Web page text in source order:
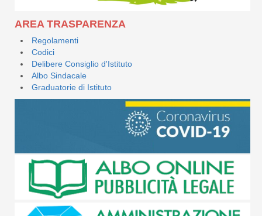
AREA TRASPARENZA
Regolamenti
Codici
Delibere Consiglio d'Istituto
Albo Sindacale
Graduatorie di Istituto